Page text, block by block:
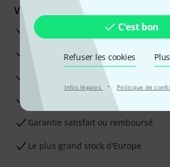
C'est bon
Refuser les cookies
Infos légales · Politique de
Vos avantages
Ga­ran­tie Thomann 3 ans
Garantie 30 jours satisfait ou
Service de réparation
Conseils d'experts en la matière
Garantie satisfait ou remboursé
Le plus grand stock d'Europe